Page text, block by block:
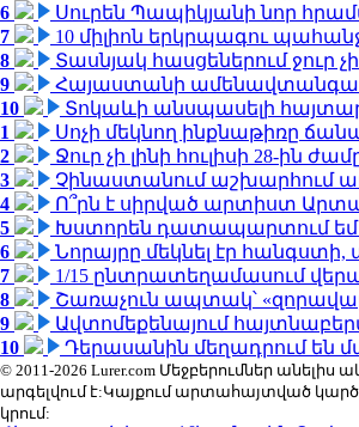
6
Սուրեն Պապիկյանի նոր
7
10 միլիոն երկրպագու
8
Տասնյակ հասցեներում ջուր չի
9
Հայաստանի
10
Տոկաևի անսպասելի
1
Սոչի մեկնող ինքնաթիռը
2
Ջուր չի լինի հուլիսի 28-ին
3
Չինաստանում աշխարհում
4
Ո՞րն է սիրված արտիստ
5
Խստորեն դատապարտում եմ
6
Նորայրը մեկնել էր
7
1/15 ընտրատեղամասում
8
Շառաչուն ապտակ՝
9
Ավտոմեքենայում
10
Դերասանին մեղադրում են
© 2011-2026 Lurer.com Մեջբերումներ
արգելվում է:Կայքում արտահայտված
կրում: